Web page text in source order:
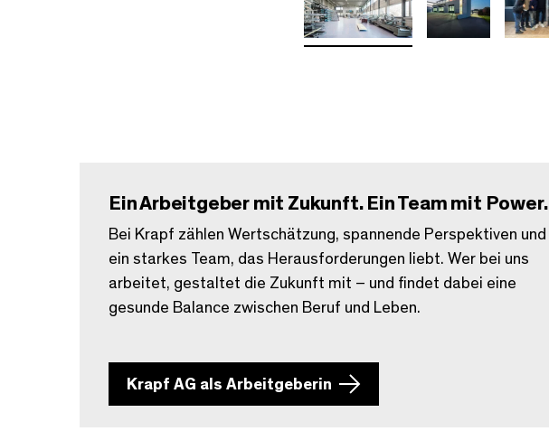
Ein Arbeitgeber mit Zukunft. Ein Team mit Power.
Bei Krapf zählen Wertschätzung, spannende Perspektiven und
ein starkes Team, das Herausforderungen liebt. Wer bei uns
arbeitet, gestaltet die Zukunft mit – und findet dabei eine
gesunde Balance zwischen Beruf und Leben.
Krapf AG als Arbeitgeberin